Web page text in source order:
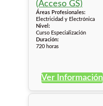
Áreas Profesionales:
Electricidad y Electrónica
Nivel:
Curso Especialización
Duración:
720 horas
Ver Información